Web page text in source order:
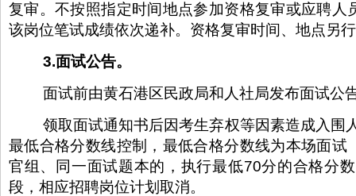
复审。不按照指定时间地点参加资格复审或应聘
该岗位笔试成绩依次递补。资格复审时间、地点另
3.面试公告。
面试前由黄石港区民政局和人社局发布面试公
领取面试通知书后因考生弃权等因素造成入围
最低合格分数线控制，最低合格分数线为本场面
官组、同一面试题本的，执行最低70分的合格分
段，相应招聘岗位计划取消。